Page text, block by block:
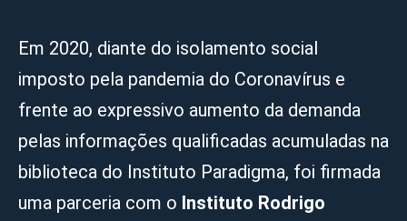
Em 2020, diante do isolamento social
imposto pela pandemia do Coronavírus e
frente ao expressivo aumento da demanda
pelas informações qualificadas acumuladas na
biblioteca do Instituto Paradigma, foi firmada
uma parceria com o Instituto Rodrigo